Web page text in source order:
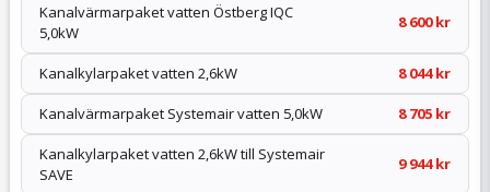
Kanalvärmarpaket vatten Östberg IQC
5,0kW
8 600 kr
Kanalkylarpaket vatten 2,6kW 8 044 kr
Kanalvärmarpaket Systemair vatten 5,0kW 8 705 kr
Kanalkylarpaket vatten 2,6kW till Systemair
SAVE
9 944 kr